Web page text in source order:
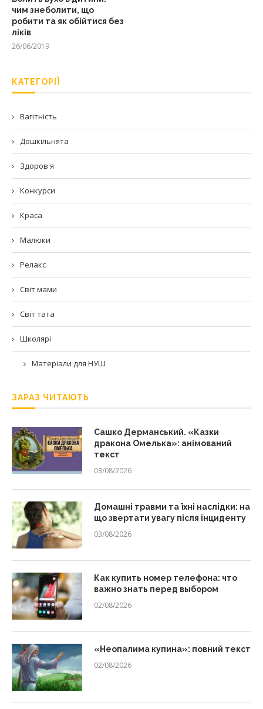
чим знеболити, що
робити та як обійтися без
ліків
26/06/2019
КАТЕГОРІЇ
Вагітність
Дошкільнята
Здоров'я
Конкурси
Краса
Малюки
Релакс
Світ мами
Світ тата
Школярі
Матеріали для НУШ
ЗАРАЗ ЧИТАЮТЬ
Сашко Дерманський. «Казки
дракона Омелька»: анімований
текст
03/08/2026
Домашні травми та їхні наслідки: на
що звертати увагу після інциденту
03/08/2026
Как купить номер телефона: что
важно знать перед выбором
02/08/2026
«Неопалима купина»: повний текст
02/08/2026